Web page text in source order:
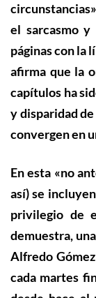
el sarcasmo
páginas con la
afirma que la
capítulos ha
y disparidad
convergen en
En esta «no
así) se incluyen
privilegio de
demuestra,
Alfredo
cada martes